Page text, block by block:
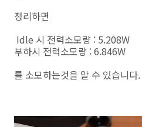
정리하면
Idle 시 전력소모량 : 5.208W
부하시 전력소모량 : 6.846W
를 소모하는것을 알 수 있습니다.